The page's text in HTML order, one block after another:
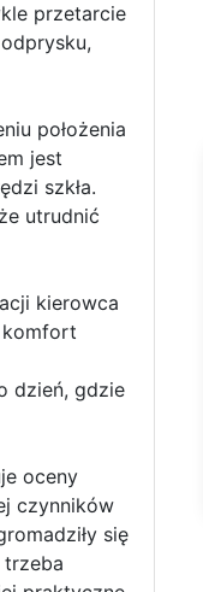
przetarcie
położenia
jest
szkła.
utrudnić
kierowca
komfort
dzień, gdzie
oceny
czynników
się